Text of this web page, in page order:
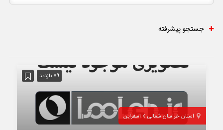
جستجو پیشرفته
79 بازدید
استان خراسان شمالی اسفراین